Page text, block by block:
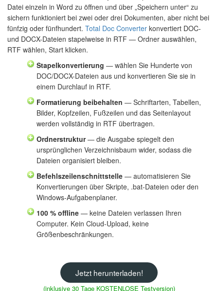
Datei einzeln in Word zu öffnen und über „Speichern unter“ zu
sichern funktioniert bei zwei oder drei Dokumenten, aber nicht bei
fünfzig oder fünfhundert. Total Doc Converter konvertiert DOC-
und DOCX-Dateien stapelweise in RTF — Ordner auswählen,
RTF wählen, Start klicken.
Stapelkonvertierung — wählen Sie Hunderte von
DOC/DOCX-Dateien aus und konvertieren Sie sie in
einem Durchlauf in RTF.
Formatierung beibehalten — Schriftarten, Tabellen,
Bilder, Kopfzeilen, Fußzeilen und das Seitenlayout
werden vollständig in RTF übertragen.
Ordnerstruktur— die Ausgabe spiegelt den
ursprünglichen Verzeichnisbaum wider, sodass die
Dateien organisiert bleiben.
Befehlszeilenschnittstelle — automatisieren Sie
Konvertierungen über Skripte, .bat-Dateien oder den
Windows-Aufgabenplaner.
100 % offline — keine Dateien verlassen Ihren
Computer. Kein Cloud-Upload, keine
Größenbeschränkungen.
Jetzt herunterladen!
(inklusive 30 Tage KOSTENLOSE Testversion)